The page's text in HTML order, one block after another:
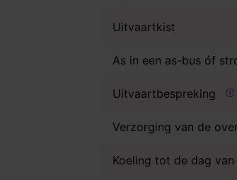
Uitvaartkist
As in een as-bus óf
Uitvaartbespreking
Verzorging van de
Koeling tot de dag